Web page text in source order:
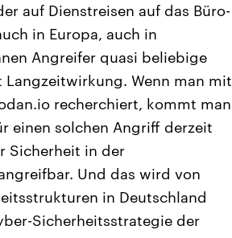
auf Dienstreisen auf das Büro-
in Europa, auch in
Angreifer quasi beliebige
Wenn man mit
recherchiert, kommt man
einen solchen Angriff derzeit
Sicherheit in der
Und das wird von
in Deutschland
Sicherheitsstrategie der